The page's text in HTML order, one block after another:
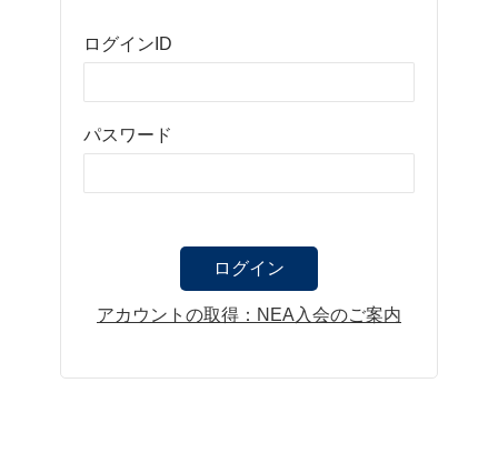
ログインID
パスワード
アカウントの取得：NEA入会のご案内